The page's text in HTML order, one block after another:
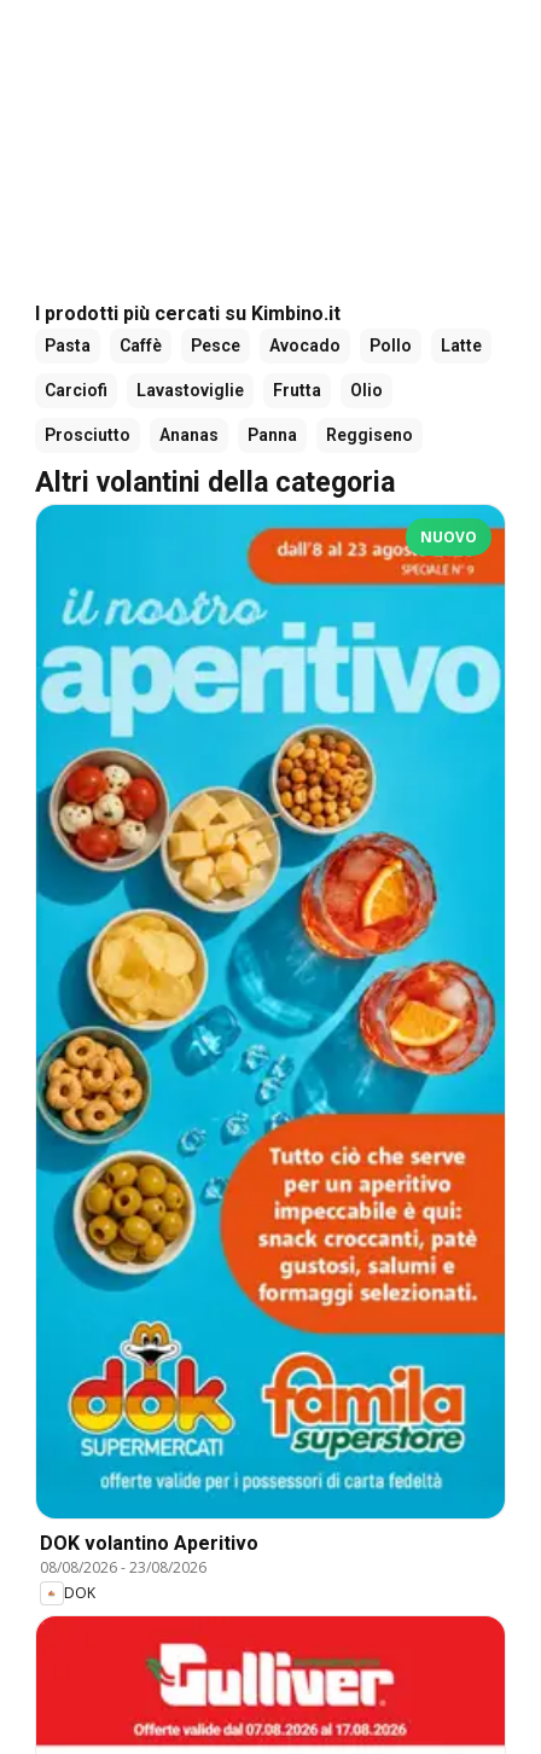
I prodotti più cercati su Kimbino.it
Pasta Caffè Pesce Avocado Pollo Latte
Carciofi Lavastoviglie Frutta Olio
Prosciutto Ananas Panna Reggiseno
Altri volantini della categoria
NUOVO
DOK volantino Aperitivo
08/08/2026-23/08/2026
DOK